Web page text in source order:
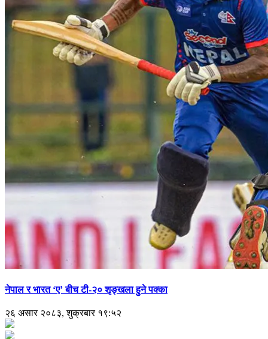
नेपाल र भारत ‘ए’ बीच टी-२० शृङ्खला हुने पक्का
२६ असार २०८३, शुक्रबार १९:५२